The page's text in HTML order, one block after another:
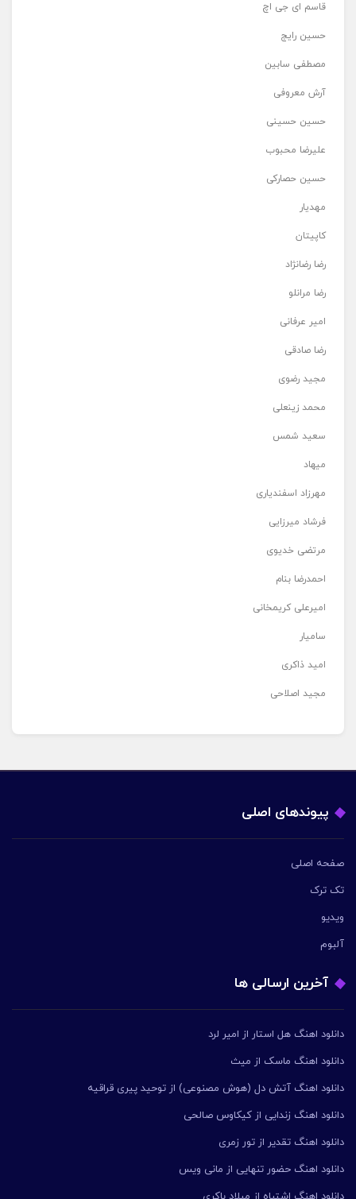
قاسم ای جی اچ
حسین رایج
مصطفی سابین
آرش معروفی
حسین حسینی
علیرضا محبوب
حسین حصارکی
مهدیار
کاپیتان
رضا رضانژاد
رضا مرانلو
امیر عرفانی
رضا صادقی
مجید رضوی
محمد زینعلی
سعید شمس
میهاد
مهرزاد اسفندیاری
فرشاد میرزایی
مرتضی خدیوی
احمدرضا بنام
امیرعلی کریمخانی
سامیار
امید ذاکری
مجید اصلاحی
پیوندهای اصلی
صفحه اصلی
تک ترک
ویدیو
آلبوم
آخرین ارسالی ها
دانلود اهنگ هل استار از امیر لرد
دانلود اهنگ ماسک از میث
دانلود اهنگ آتش دل (هوش مصنوعی) از توحید پیری قراقیه
دانلود اهنگ زندایی از کیکاوس صالحی
دانلود اهنگ تقدیر از تور زمری
دانلود اهنگ حضور تنهایی از مانی ویس